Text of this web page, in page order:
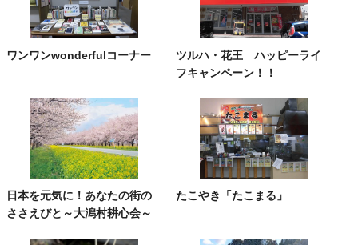
ワンワンwonderfulコーナー
ツルハ・花王 ハッピーライ
フキャンペーン！！
日本を元気に！あなたの街の
ささえびと～大潟村耕心会～
たこやき「たこまる」